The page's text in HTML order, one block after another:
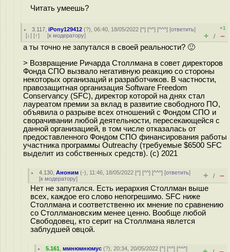
Читать умеешь?
3.117 ,iPony129412 (?), 06:40, 18/05/2022 [^] [^^] [^^^] [ответить]
[↓] [↑] [к модератору]
+1
+ / –
а ты точно не запутался в своей реальности? 🙂
> Возвращение Ричарда Столлмана в совет директоров
Фонда СПО вызвало негативную реакцию со стороны
некоторых организаций и разработчиков. В частности,
правозащитная организация Software Freedom
Conservancy (SFC), директор которой на днях стал
лауреатом премии за вклад в развитие свободного ПО,
объявила о разрыве всех отношений с Фондом СПО и
сворачивании любой деятельности, пересекающейся с
данной организацией, в том числе отказалась от
предоставленного Фондом СПО финансирования работы
участника программы Outreachy (требуемые $6500 SFC
выделит из собственных средств). (c) 2021
4.130 ,Аноним (-), 11:46, 18/05/2022 [^] [^^] [^^^] [ответить]
[к модератору] + / –
Нет не запутался. Есть иерархия Столлман выше
всех, каждое его слово непогрешимо. SFC ниже
Столлмана и соответственно их мнение по сравнению
со Столлмановским менее ценно. Вообще любой
Свободовец, кто серит на Столлмана явлется
заблудшей овцой.
5.161 ,ммнюмнюмус (?), 20:34, 20/05/2022 [^] [^^] [^^^]